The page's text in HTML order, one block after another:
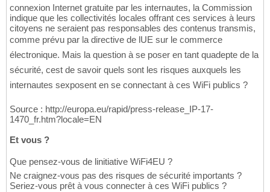
connexion Internet gratuite par les internautes, la Commission
indique que les collectivités locales offrant ces services à leurs
citoyens ne seraient pas responsables des contenus transmis,
comme prévu par la directive de lUE sur le commerce
électronique. Mais la question à se poser en tant quadepte de la
sécurité, cest de savoir quels sont les risques auxquels les
internautes sexposent en se connectant à ces WiFi publics ?
Source : http://europa.eu/rapid/press-release_IP-17-
1470_fr.htm?locale=EN
Et vous ?
Que pensez-vous de linitiative WiFi4EU ?
Ne craignez-vous pas des risques de sécurité importants ?
Seriez-vous prêt à vous connecter à ces WiFi publics ?